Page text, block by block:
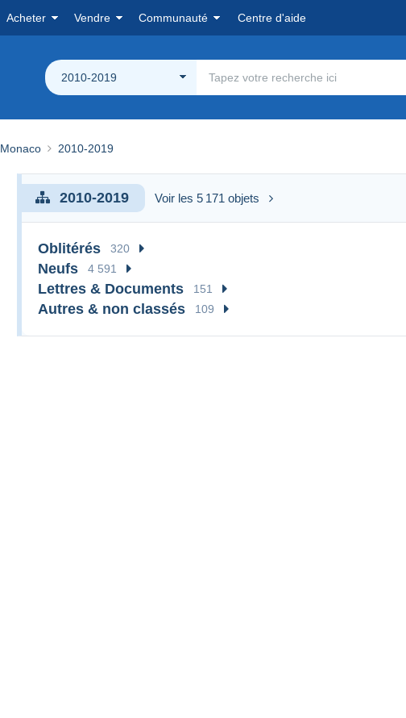
Acheter Vendre Communauté Centre d'aide
2010-2019
Monaco 2010-2019
2010-2019 Voir les 5 171 objets
Oblitérés 320
Neufs 4 591
Lettres & Documents 151
Autres & non classés 109